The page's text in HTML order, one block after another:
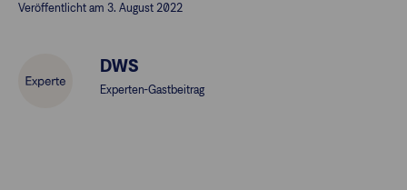
Kontakt
Veröffentlicht am 3. August 2022
DWS
Experten-Gastbeitrag